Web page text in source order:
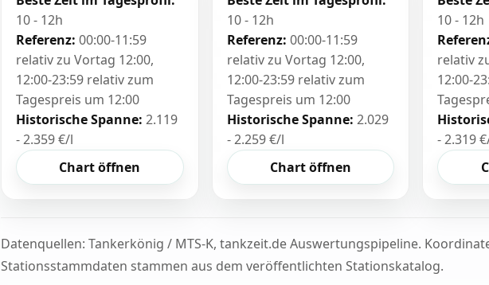
10 - 12h
Referenz: 00:00-11:59
relativ zu Vortag 12:00,
12:00-23:59 relativ zum
Tagespreis um 12:00
Historische Spanne: 2.119
- 2.359 €/l
Chart öffnen
10 - 12h
Referenz: 00:00-11:59
relativ zu Vortag 12:00,
12:00-23:59 relativ zum
Tagespreis um 12:00
Historische Spanne: 2.029
- 2.259 €/l
Chart öffnen
10 - 12h
relativ
12:00-
- 2.319
Datenquellen: Tankerkönig / MTS-K, tankzeit.de Auswertungspipeline.
Stationsstammdaten stammen aus dem veröffentlichten Stationskatalog.